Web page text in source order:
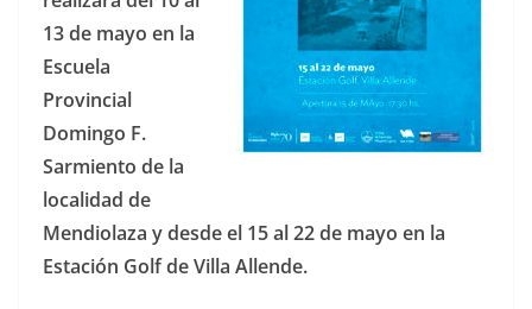
13 de mayo en la
Escuela
Provincial
Domingo F.
Sarmiento de la
localidad de
Mendiolaza y desde el 15 al 22 de mayo en la
Estación Golf de Villa Allende.